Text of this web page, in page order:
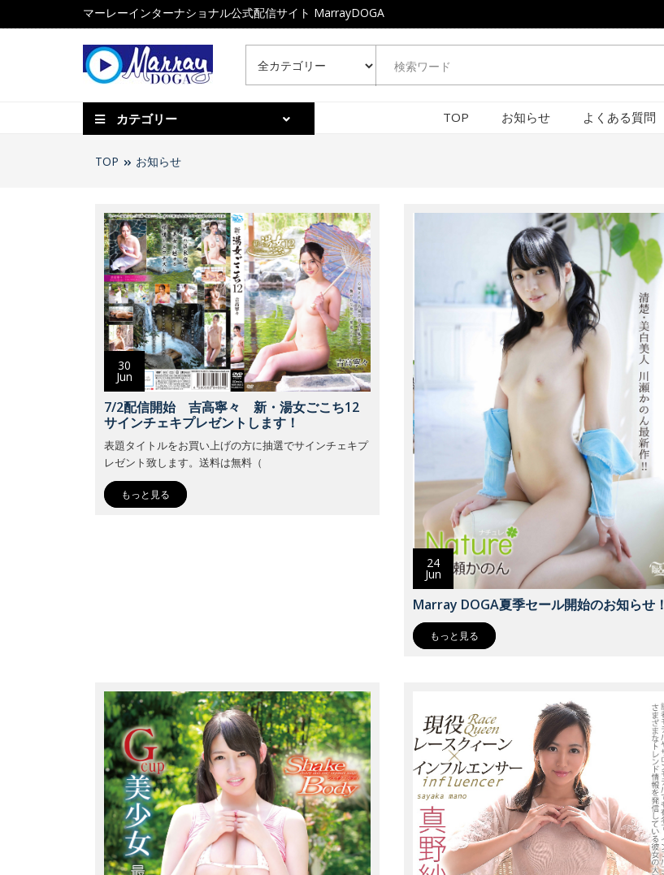
マーレーインターナショナル公式配信サイト MarrayDOGA
カテゴリー TOP お知らせ よくある質問
TOP お知らせ
30
Jun
7/2配信開始 吉高寧々 新・湯女ごこち12
サインチェキプレゼントします！
表題タイトルをお買い上げの方に抽選でサインチェキプ
レゼント致します。送料は無料（
もっと見る
24
Jun
Marray DOGA夏季セール開始のお知らせ！
もっと見る